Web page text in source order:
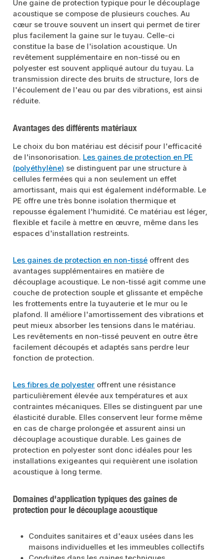
Une gaine de protection typique pour le découplage
acoustique se compose de plusieurs couches. Au
cœur se trouve souvent un insert qui permet de tirer
plus facilement la gaine sur le tuyau. Celle-ci
constitue la base de l'isolation acoustique. Un
revêtement supplémentaire en non-tissé ou en
polyester est souvent appliqué autour du tuyau. La
transmission directe des bruits de structure, lors de
l'écoulement de l'eau ou par des vibrations, est ainsi
réduite.
Avantages des différents matériaux
Le choix du bon matériau est décisif pour l'efficacité
de l'insonorisation. Les gaines de protection en PE
(polyéthylène) se distinguent par une structure à
cellules fermées qui a non seulement un effet
amortissant, mais qui est également indéformable. Le
PE offre une très bonne isolation thermique et
repousse également l'humidité. Ce matériau est léger,
flexible et facile à mettre en œuvre, même dans les
espaces d'installation restreints.
Les gaines de protection en non-tissé offrent des
avantages supplémentaires en matière de
découplage acoustique. Le non-tissé agit comme une
couche de protection souple et glissante et empêche
les frottements entre la tuyauterie et le mur ou le
plafond. Il améliore l'amortissement des vibrations et
peut mieux absorber les tensions dans le matériau.
Les revêtements en non-tissé peuvent en outre être
facilement découpés et adaptés sans perdre leur
fonction de protection.
Les fibres de polyester offrent une résistance
particulièrement élevée aux températures et aux
contraintes mécaniques. Elles se distinguent par une
élasticité durable. Elles conservent leur forme même
en cas de charge prolongée et assurent ainsi un
découplage acoustique durable. Les gaines de
protection en polyester sont donc idéales pour les
installations exigeantes qui requièrent une isolation
acoustique à long terme.
Domaines d'application typiques des gaines de
protection pour le découplage acoustique
Conduites sanitaires et d'eaux usées dans les
maisons individuelles et les immeubles collectifs